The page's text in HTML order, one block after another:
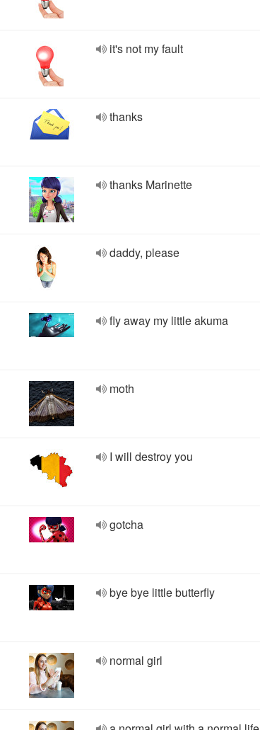
it's not my fault
thanks
thanks Marinette
daddy, please
fly away my little akuma
moth
I will destroy you
gotcha
bye bye little butterfly
normal girl